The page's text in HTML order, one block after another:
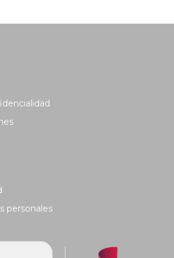
personales